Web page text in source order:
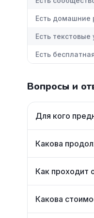
Есть домашние
Есть текстовые
Есть
Вопросы и
Для кого
Какова
Как проходит
Какова